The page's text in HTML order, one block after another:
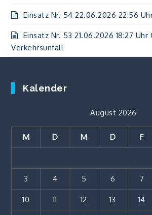
Einsatz Nr. 54 22.06.2026 22:56
Einsatz Nr. 53 21.06.2026 18:27 Uhr
Verkehrsunfall
Kalender
August 2026
M D M D F
3 4 5 6 7
10 11 12 13 14